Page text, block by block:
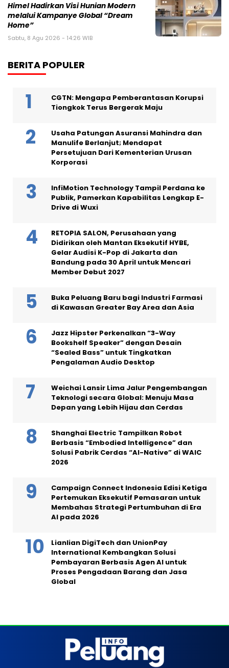
Himel Hadirkan Visi Hunian Modern
melalui Kampanye Global “Dream
Home”
Sabtu, 8 Agu 2026 - 14:26 WIB
BERITA POPULER
CGTN: Mengapa Pemberantasan Korupsi
Tiongkok Terus Bergerak Maju
Usaha Patungan Asuransi Mahindra dan
Manulife Berlanjut; Mendapat
Persetujuan Dari Kementerian Urusan
Korporasi
InfiMotion Technology Tampil Perdana ke
Publik, Pamerkan Kapabilitas Lengkap E-
Drive di Wuxi
RETOPIA SALON, Perusahaan yang
Didirikan oleh Mantan Eksekutif HYBE,
Gelar Audisi K-Pop di Jakarta dan
Bandung pada 30 April untuk Mencari
Member Debut 2027
Buka Peluang Baru bagi Industri Farmasi
di Kawasan Greater Bay Area dan Asia
Jazz Hipster Perkenalkan “3-Way
Bookshelf Speaker” dengan Desain
“Sealed Bass” untuk Tingkatkan
Pengalaman Audio Desktop
Weichai Lansir Lima Jalur Pengembangan
Teknologi secara Global: Menuju Masa
Depan yang Lebih Hijau dan Cerdas
Shanghai Electric Tampilkan Robot
Berbasis “Embodied Intelligence” dan
Solusi Pabrik Cerdas “AI-Native” di WAIC
2026
Campaign Connect Indonesia Edisi Ketiga
Pertemukan Eksekutif Pemasaran untuk
Membahas Strategi Pertumbuhan di Era
AI pada 2026
Lianlian DigiTech dan UnionPay
International Kembangkan Solusi
Pembayaran Berbasis Agen AI untuk
Proses Pengadaan Barang dan Jasa
Global